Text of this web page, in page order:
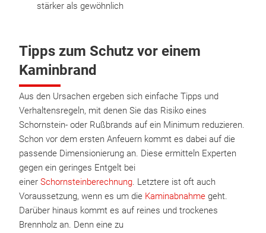
stärker als gewöhnlich
Tipps zum Schutz vor einem
Kaminbrand
Aus den Ursachen ergeben sich einfache Tipps und
Verhaltensregeln, mit denen Sie das Risiko eines
Schornstein- oder Rußbrands auf ein Minimum reduzieren.
Schon vor dem ersten Anfeuern kommt es dabei auf die
passende Dimensionierung an. Diese ermitteln Experten
gegen ein geringes Entgelt bei
einer Schornsteinberechnung. Letztere ist oft auch
Voraussetzung, wenn es um die Kaminabnahme geht.
Darüber hinaus kommt es auf reines und trockenes
Brennholz an. Denn eine zu